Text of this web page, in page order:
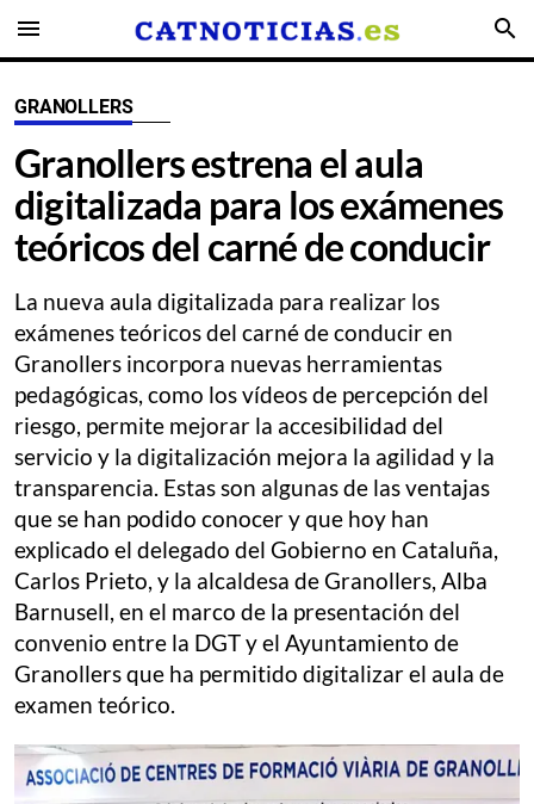
menu search
GRANOLLERS
Granollers estrena el aula
digitalizada para los exámenes
teóricos del carné de conducir
La nueva aula digitalizada para realizar los
exámenes teóricos del carné de conducir en
Granollers incorpora nuevas herramientas
pedagógicas, como los vídeos de percepción del
riesgo, permite mejorar la accesibilidad del
servicio y la digitalización mejora la agilidad y la
transparencia. Estas son algunas de las ventajas
que se han podido conocer y que hoy han
explicado el delegado del Gobierno en Cataluña,
Carlos Prieto, y la alcaldesa de Granollers, Alba
Barnusell, en el marco de la presentación del
convenio entre la DGT y el Ayuntamiento de
Granollers que ha permitido digitalizar el aula de
examen teórico.